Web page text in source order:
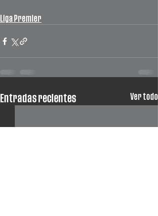
Liga Premier
Entradas recientes Ver todo